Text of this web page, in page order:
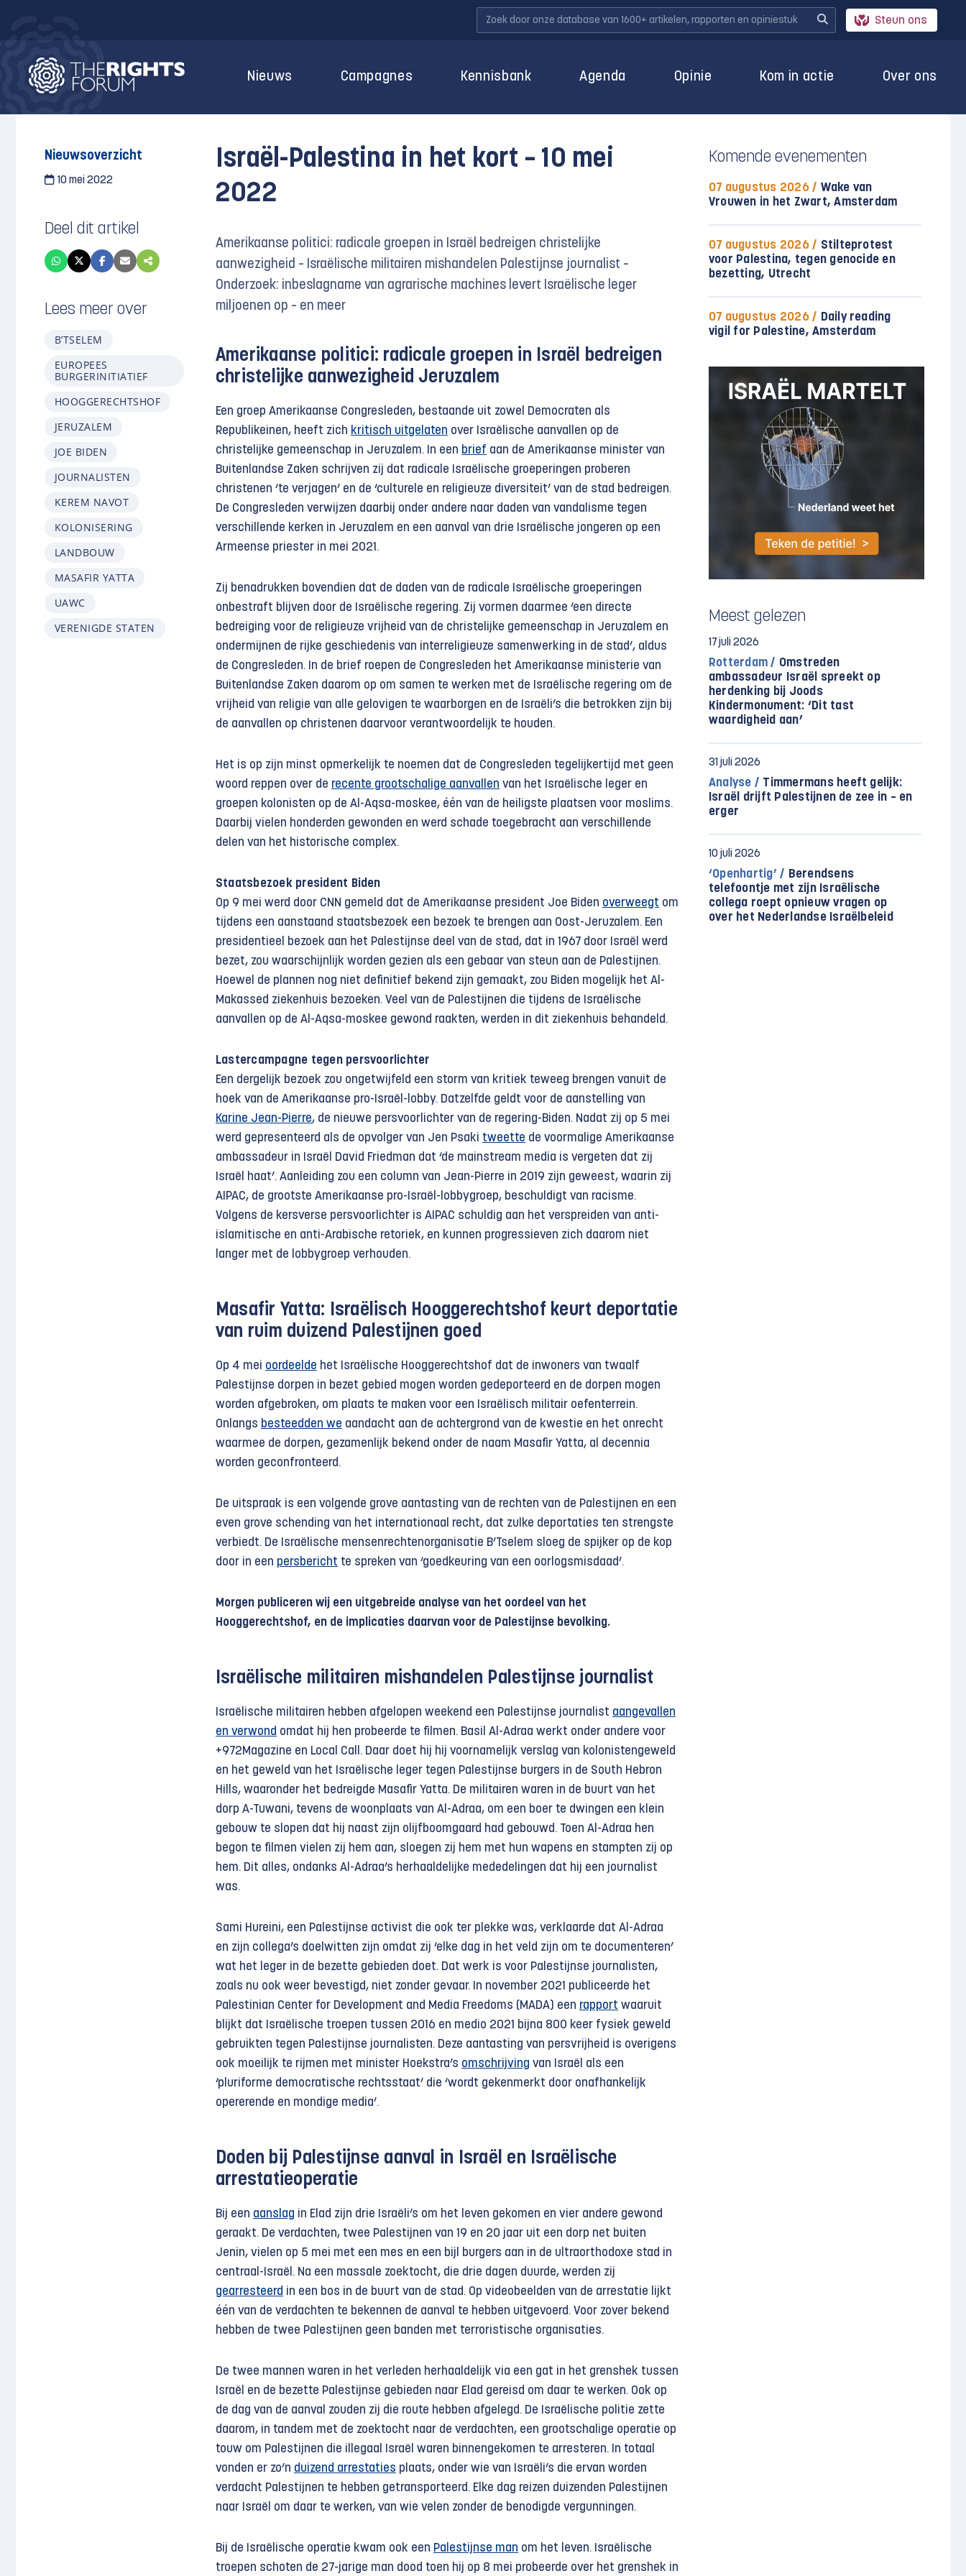
Steun ons
Nieuws Campagnes Kennisbank Agenda Opinie Kom in actie Over ons
Nieuwsoverzicht
10 mei 2022
Deel dit artikel
Lees meer over
B’TSELEM
EUROPEES
BURGERINITIATIEF
HOOGGERECHTSHOF
JERUZALEM
JOE BIDEN
JOURNALISTEN
KEREM NAVOT
KOLONISERING
LANDBOUW
MASAFIR YATTA
UAWC
VERENIGDE STATEN
Israël-Palestina in het kort – 10 mei
2022
Amerikaanse politici: radicale groepen in Israël bedreigen christelijke
aanwezigheid – Israëlische militairen mishandelen Palestijnse journalist –
Onderzoek: inbeslagname van agrarische machines levert Israëlische leger
miljoenen op – en meer
Amerikaanse politici: radicale groepen in Israël bedreigen
christelijke aanwezigheid Jeruzalem
Een groep Amerikaanse Congresleden, bestaande uit zowel Democraten als
Republikeinen, heeft zich kritisch uitgelaten over Israëlische aanvallen op de
christelijke gemeenschap in Jeruzalem. In een brief aan de Amerikaanse minister van
Buitenlandse Zaken schrijven zij dat radicale Israëlische groeperingen proberen
christenen ‘te verjagen’ en de ‘culturele en religieuze diversiteit’ van de stad bedreigen.
De Congresleden verwijzen daarbij onder andere naar daden van vandalisme tegen
verschillende kerken in Jeruzalem en een aanval van drie Israëlische jongeren op een
Armeense priester in mei 2021.
Zij benadrukken bovendien dat de daden van de radicale Israëlische groeperingen
onbestraft blijven door de Israëlische regering. Zij vormen daarmee ‘een directe
bedreiging voor de religieuze vrijheid van de christelijke gemeenschap in Jeruzalem en
ondermijnen de rijke geschiedenis van interreligieuze samenwerking in de stad’, aldus
de Congresleden. In de brief roepen de Congresleden het Amerikaanse ministerie van
Buitenlandse Zaken daarom op om samen te werken met de Israëlische regering om de
vrijheid van religie van alle gelovigen te waarborgen en de Israëli’s die betrokken zijn bij
de aanvallen op christenen daarvoor verantwoordelijk te houden.
Het is op zijn minst opmerkelijk te noemen dat de Congresleden tegelijkertijd met geen
woord reppen over de recente grootschalige aanvallen van het Israëlische leger en
groepen kolonisten op de Al-Aqsa-moskee, één van de heiligste plaatsen voor moslims.
Daarbij vielen honderden gewonden en werd schade toegebracht aan verschillende
delen van het historische complex.
Staatsbezoek president Biden
Op 9 mei werd door CNN gemeld dat de Amerikaanse president Joe Biden overweegt om
tijdens een aanstaand staatsbezoek een bezoek te brengen aan Oost-Jeruzalem. Een
presidentieel bezoek aan het Palestijnse deel van de stad, dat in 1967 door Israël werd
bezet, zou waarschijnlijk worden gezien als een gebaar van steun aan de Palestijnen.
Hoewel de plannen nog niet definitief bekend zijn gemaakt, zou Biden mogelijk het Al-
Makassed ziekenhuis bezoeken. Veel van de Palestijnen die tijdens de Israëlische
aanvallen op de Al-Aqsa-moskee gewond raakten, werden in dit ziekenhuis behandeld.
Lastercampagne tegen persvoorlichter
Een dergelijk bezoek zou ongetwijfeld een storm van kritiek teweeg brengen vanuit de
hoek van de Amerikaanse pro-Israël-lobby. Datzelfde geldt voor de aanstelling van
Karine Jean-Pierre, de nieuwe persvoorlichter van de regering-Biden. Nadat zij op 5 mei
werd gepresenteerd als de opvolger van Jen Psaki tweette de voormalige Amerikaanse
ambassadeur in Israël David Friedman dat ‘de mainstream media is vergeten dat zij
Israël haat’. Aanleiding zou een column van Jean-Pierre in 2019 zijn geweest, waarin zij
AIPAC, de grootste Amerikaanse pro-Israël-lobbygroep, beschuldigt van racisme.
Volgens de kersverse persvoorlichter is AIPAC schuldig aan het verspreiden van anti-
islamitische en anti-Arabische retoriek, en kunnen progressieven zich daarom niet
langer met de lobbygroep verhouden.
Masafir Yatta: Israëlisch Hooggerechtshof keurt deportatie
van ruim duizend Palestijnen goed
Op 4 mei oordeelde het Israëlische Hooggerechtshof dat de inwoners van twaalf
Palestijnse dorpen in bezet gebied mogen worden gedeporteerd en de dorpen mogen
worden afgebroken, om plaats te maken voor een Israëlisch militair oefenterrein.
Onlangs besteedden we aandacht aan de achtergrond van de kwestie en het onrecht
waarmee de dorpen, gezamenlijk bekend onder de naam Masafir Yatta, al decennia
worden geconfronteerd.
De uitspraak is een volgende grove aantasting van de rechten van de Palestijnen en een
even grove schending van het internationaal recht, dat zulke deportaties ten strengste
verbiedt. De Israëlische mensenrechtenorganisatie B’Tselem sloeg de spijker op de kop
door in een persbericht te spreken van ‘goedkeuring van een oorlogsmisdaad’.
Morgen publiceren wij een uitgebreide analyse van het oordeel van het
Hooggerechtshof, en de implicaties daarvan voor de Palestijnse bevolking.
Israëlische militairen mishandelen Palestijnse journalist
Israëlische militairen hebben afgelopen weekend een Palestijnse journalist aangevallen
en verwond omdat hij hen probeerde te filmen. Basil Al-Adraa werkt onder andere voor
+972Magazine en Local Call. Daar doet hij hij voornamelijk verslag van kolonistengeweld
en het geweld van het Israëlische leger tegen Palestijnse burgers in de South Hebron
Hills, waaronder het bedreigde Masafir Yatta. De militairen waren in de buurt van het
dorp A-Tuwani, tevens de woonplaats van Al-Adraa, om een boer te dwingen een klein
gebouw te slopen dat hij naast zijn olijfboomgaard had gebouwd. Toen Al-Adraa hen
begon te filmen vielen zij hem aan, sloegen zij hem met hun wapens en stampten zij op
hem. Dit alles, ondanks Al-Adraa’s herhaaldelijke mededelingen dat hij een journalist
was.
Sami Hureini, een Palestijnse activist die ook ter plekke was, verklaarde dat Al-Adraa
en zijn collega’s doelwitten zijn omdat zij ‘elke dag in het veld zijn om te documenteren’
wat het leger in de bezette gebieden doet. Dat werk is voor Palestijnse journalisten,
zoals nu ook weer bevestigd, niet zonder gevaar. In november 2021 publiceerde het
Palestinian Center for Development and Media Freedoms (MADA) een rapport waaruit
blijkt dat Israëlische troepen tussen 2016 en medio 2021 bijna 800 keer fysiek geweld
gebruikten tegen Palestijnse journalisten. Deze aantasting van persvrijheid is overigens
ook moeilijk te rijmen met minister Hoekstra’s omschrijving van Israël als een
‘pluriforme democratische rechtsstaat’ die ‘wordt gekenmerkt door onafhankelijk
opererende en mondige media’.
Doden bij Palestijnse aanval in Israël en Israëlische
arrestatieoperatie
Bij een aanslag in Elad zijn drie Israëli’s om het leven gekomen en vier andere gewond
geraakt. De verdachten, twee Palestijnen van 19 en 20 jaar uit een dorp net buiten
Jenin, vielen op 5 mei met een mes en een bijl burgers aan in de ultraorthodoxe stad in
centraal-Israël. Na een massale zoektocht, die drie dagen duurde, werden zij
gearresteerd in een bos in de buurt van de stad. Op videobeelden van de arrestatie lijkt
één van de verdachten te bekennen de aanval te hebben uitgevoerd. Voor zover bekend
hebben de twee Palestijnen geen banden met terroristische organisaties.
De twee mannen waren in het verleden herhaaldelijk via een gat in het grenshek tussen
Israël en de bezette Palestijnse gebieden naar Elad gereisd om daar te werken. Ook op
de dag van de aanval zouden zij die route hebben afgelegd. De Israëlische politie zette
daarom, in tandem met de zoektocht naar de verdachten, een grootschalige operatie op
touw om Palestijnen die illegaal Israël waren binnengekomen te arresteren. In totaal
vonden er zo’n duizend arrestaties plaats, onder wie van Israëli’s die ervan worden
verdacht Palestijnen te hebben getransporteerd. Elke dag reizen duizenden Palestijnen
naar Israël om daar te werken, van wie velen zonder de benodigde vergunningen.
Bij de Israëlische operatie kwam ook een Palestijnse man om het leven. Israëlische
troepen schoten de 27-jarige man dood toen hij op 8 mei probeerde over het grenshek in
Komende evenementen
07 augustus 2026 / Wake van
Vrouwen in het Zwart, Amsterdam
07 augustus 2026 / Stilteprotest
voor Palestina, tegen genocide en
bezetting, Utrecht
07 augustus 2026 / Daily reading
vigil for Palestine, Amsterdam
Meest gelezen
17 juli 2026
Rotterdam / Omstreden
ambassadeur Israël spreekt op
herdenking bij Joods
Kindermonument: ‘Dit tast
waardigheid aan’
31 juli 2026
Analyse / Timmermans heeft gelijk:
Israël drijft Palestijnen de zee in – en
erger
10 juli 2026
‘Openhartig’ / Berendsens
telefoontje met zijn Israëlische
collega roept opnieuw vragen op
over het Nederlandse Israëlbeleid